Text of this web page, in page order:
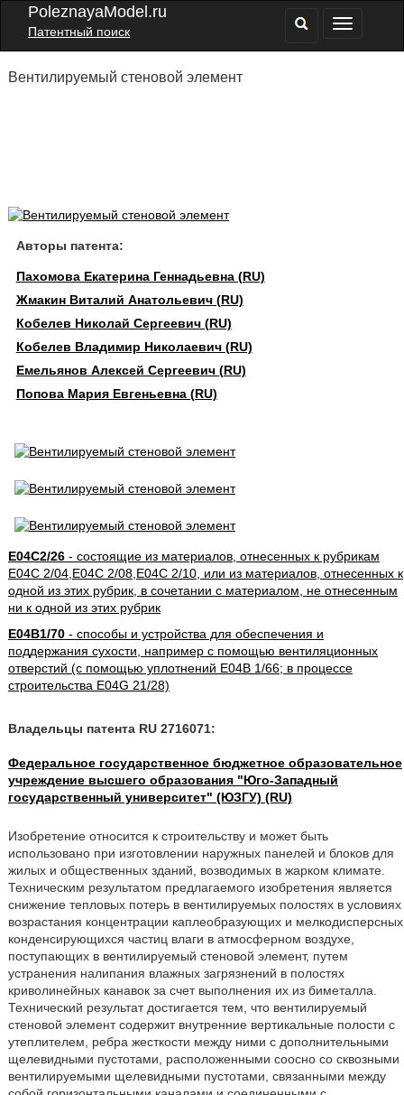
PoleznayaModel.ru
Патентный поиск
Вентилируемый стеновой элемент
Авторы патента:
Пахомова Екатерина Геннадьевна (RU)
Жмакин Виталий Анатольевич (RU)
Кобелев Николай Сергеевич (RU)
Кобелев Владимир Николаевич (RU)
Емельянов Алексей Сергеевич (RU)
Попова Мария Евгеньевна (RU)
E04C2/26- состоящие из материалов, отнесенных к рубрикам
E04C 2/04,E04C 2/08,E04C 2/10, или из материалов, отнесенных к
одной из этих рубрик, в сочетании с материалом, не отнесенным
ни к одной из этих рубрик
E04B1/70- способы и устройства для обеспечения и
поддержания сухости, например с помощью вентиляционных
отверстий (с помощью уплотнений E04B 1/66; в процессе
строительства E04G 21/28)
Владельцы патента RU 2716071:
Федеральное государственное бюджетное образовательное
учреждение высшего образования "Юго-Западный
государственный университет" (ЮЗГУ) (RU)
Изобретение относится к строительству и может быть
использовано при изготовлении наружных панелей и блоков для
жилых и общественных зданий, возводимых в жарком климате.
Техническим результатом предлагаемого изобретения является
снижение тепловых потерь в вентилируемых полостях в условиях
возрастания концентрации каплеобразующих и мелкодисперсных
конденсирующихся частиц влаги в атмосферном воздухе,
поступающих в вентилируемый стеновой элемент, путем
устранения налипания влажных загрязнений в полостях
криволинейных канавок за счет выполнения их из биметалла.
Технический результат достигается тем, что вентилируемый
стеновой элемент содержит внутренние вертикальные полости с
утеплителем, ребра жесткости между ними с дополнительными
щелевидными пустотами, расположенными соосно со сквозными
вентилируемыми щелевидными пустотами, связанными между